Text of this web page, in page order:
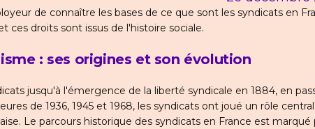
de connaître les bases de ce que sont les syndicats en
ces droits sont issus de l'histoire sociale.
: ses origines et son évolution
jusqu'à l'émergence de la liberté syndicale en 1884, en
de 1936, 1945 et 1968, les syndicats ont joué un rôle
Le parcours historique des syndicats en France est marqué